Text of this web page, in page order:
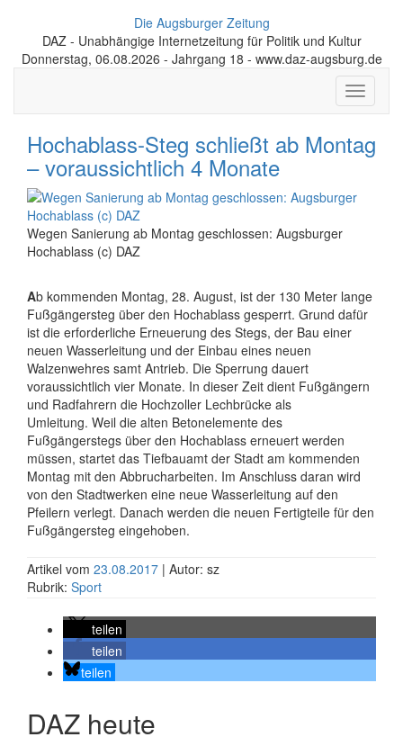
Die Augsburger Zeitung
DAZ - Unabhängige Internetzeitung für Politik und Kultur
Donnerstag, 06.08.2026 - Jahrgang 18 - www.daz-augsburg.de
Toggle
Hochablass-Steg schließt ab Montag
– voraussichtlich 4 Monate
Wegen Sanierung ab Montag geschlossen: Augsburger
Hochablass (c) DAZ
Ab kommenden Montag, 28. August, ist der 130 Meter lange
Fußgängersteg über den Hochablass gesperrt. Grund dafür
ist die erforderliche Erneuerung des Stegs, der Bau einer
neuen Wasserleitung und der Einbau eines neuen
Walzenwehres samt Antrieb. Die Sperrung dauert
voraussichtlich vier Monate. In dieser Zeit dient Fußgängern
und Radfahrern die Hochzoller Lechbrücke als
Umleitung. Weil die alten Betonelemente des
Fußgängerstegs über den Hochablass erneuert werden
müssen, startet das Tiefbauamt der Stadt am kommenden
Montag mit den Abbrucharbeiten. Im Anschluss daran wird
von den Stadtwerken eine neue Wasserleitung auf den
Pfeilern verlegt. Danach werden die neuen Fertigteile für den
Fußgängersteg eingehoben.
Artikel vom 23.08.2017 | Autor: sz
Rubrik: Sport
teilen
teilen
teilen
DAZ heute